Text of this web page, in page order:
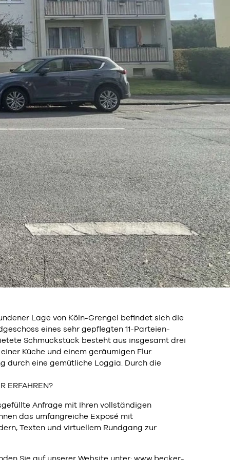
Lage von Köln-Grengel befindet sich die
eines sehr gepflegten 11-Parteien-
Schmuckstück besteht aus insgesamt drei
Küche und einem geräumigen Flur.
durch eine gemütliche Loggia. Durch die
ERFAHREN?
Anfrage mit Ihren vollständigen
das umfangreiche Exposé mit
Texten und virtuellem Rundgang zur
Sie auf unserer Website unter: www.becker-